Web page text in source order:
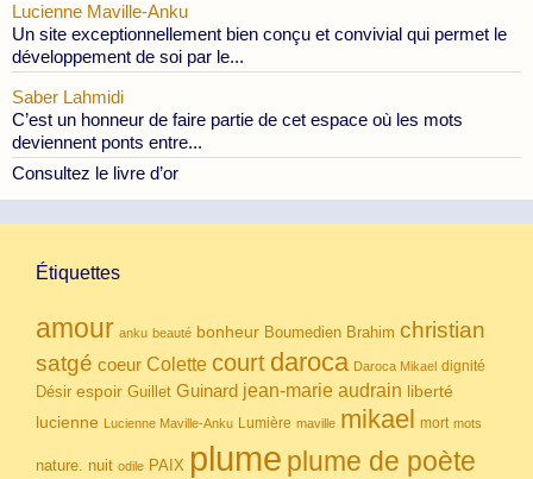
Lucienne Maville-Anku
Un site exceptionnellement bien conçu et convivial qui permet le
développement de soi par le...
Saber Lahmidi
C’est un honneur de faire partie de cet espace où les mots
deviennent ponts entre...
Consultez le livre d’or
Étiquettes
amour anku beauté bonheur Boumedien Brahim christian
satgé coeur Colette court daroca Daroca Mikael dignité
Désir espoir Guillet Guinard jean-marie audrain liberté
lucienne Lucienne Maville-Anku Lumière maville mikael mort mots
nature. nuit odile PAIX plume plume de poète